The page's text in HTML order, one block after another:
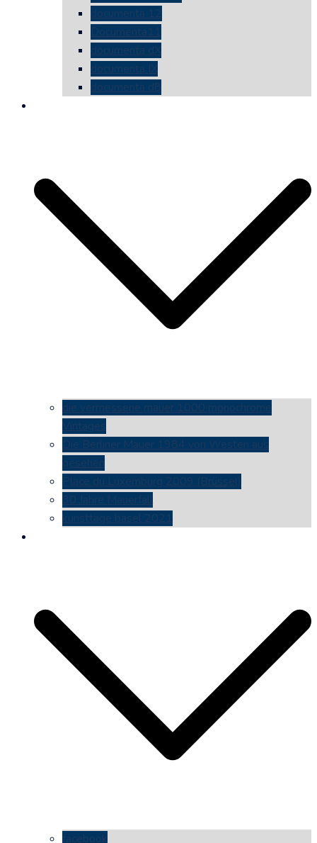
documenta 12
Documenta11
documenta dX
documenta IX
documenta d8
die vermessene mauer 1000 monochrome
Vintages
Die Berliner Mauer 1984 von Westen aus
gesehen
Place du Luxemburg 2009 (Brüssel)
30 Jahre Mauerfall
kunsttage basel 2021
facebook